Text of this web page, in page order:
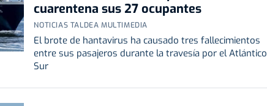
cuarentena sus 27 ocupantes
NOTICIAS TALDEA MULTIMEDIA
El brote de hantavirus ha causado tres fallecimientos
entre sus pasajeros durante la travesía por el Atlántico
Sur